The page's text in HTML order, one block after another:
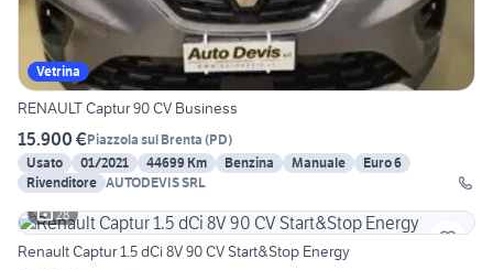
Vetrina
RENAULT Captur 90 CV Business
15.900 €Piazzola sul Brenta (PD)
Usato
01/2021 44699 Km Benzina Manuale
Euro 6
Rivenditore AUTODEVIS SRL
28
Renault Captur 1.5 dCi 8V 90 CV Start&Stop Energy